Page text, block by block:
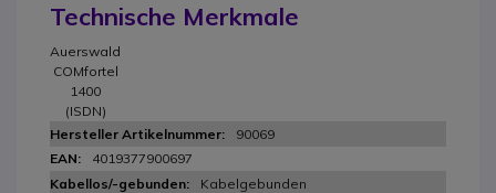
Technische Merkmale
Auerswald
COMfortel
1400
(ISDN)
90069
4019377900697
Kabelgebunden